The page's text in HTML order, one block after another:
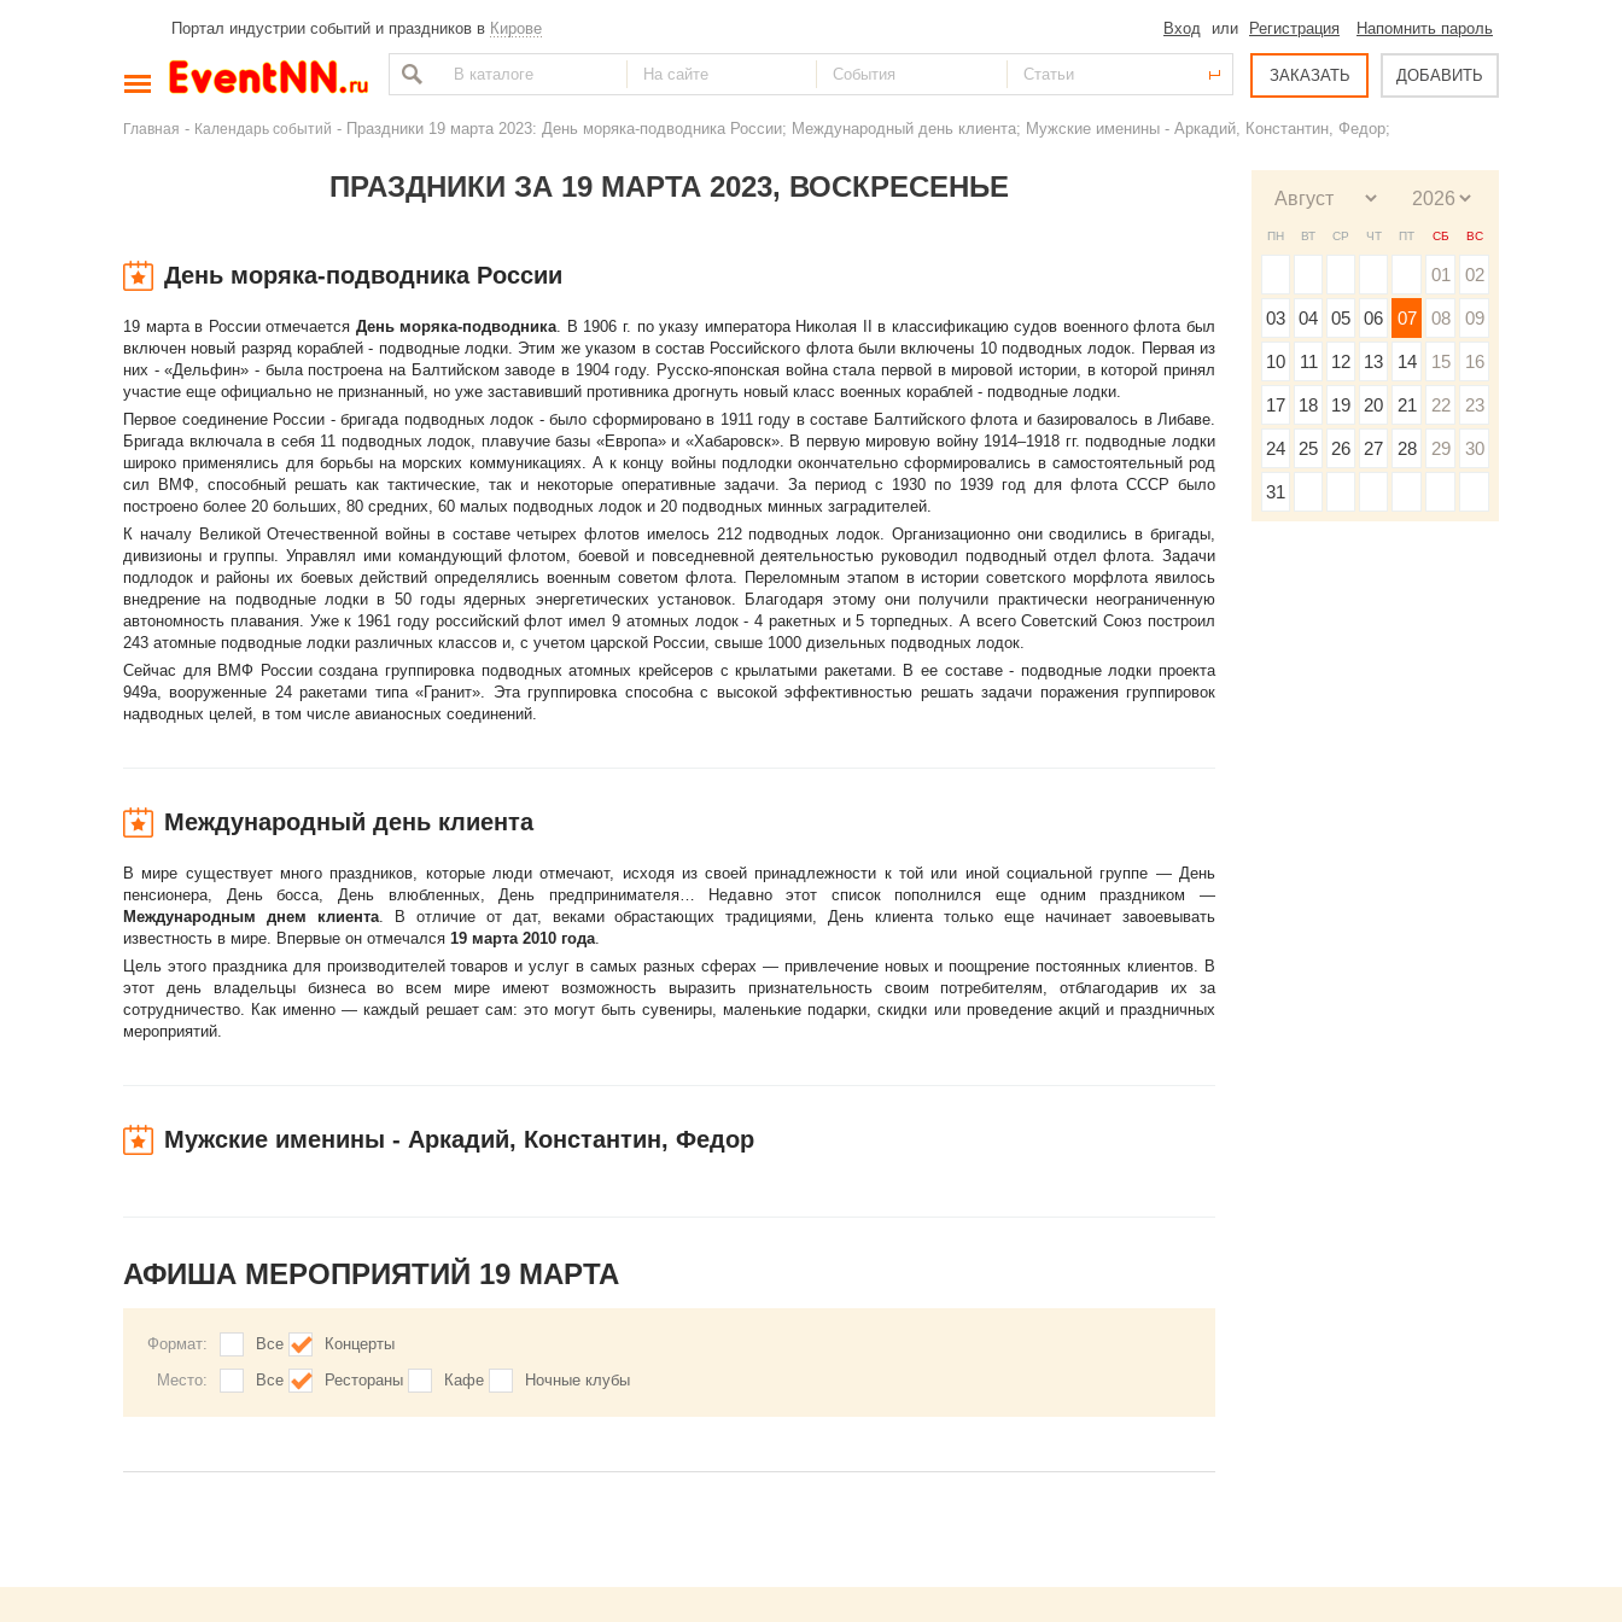
Портал индустрии событий и праздников в Кирове Вход или Регистрация Напомнить пароль
ЗАКАЗАТЬ ДОБАВИТЬ
Главная - Календарь событий - Праздники 19 марта 2023: День моряка-подводника России; Международный день клиента; Мужские именины - Аркадий, Константин, Федор;
ПРАЗДНИКИ ЗА 19 МАРТА 2023, ВОСКРЕСЕНЬЕ
День моряка-подводника России
19 марта в России отмечается День моряка-подводника. В 1906 г. по указу императора Николая II в классификацию судов военного флота был
включен новый разряд кораблей - подводные лодки. Этим же указом в состав Российского флота были включены 10 подводных лодок. Первая из
них - «Дельфин» - была построена на Балтийском заводе в 1904 году. Русско-японская война стала первой в мировой истории, в которой принял
участие еще официально не признанный, но уже заставивший противника дрогнуть новый класс военных кораблей - подводные лодки.
Первое соединение России - бригада подводных лодок - было сформировано в 1911 году в составе Балтийского флота и базировалось в Либаве.
Бригада включала в себя 11 подводных лодок, плавучие базы «Европа» и «Хабаровск». В первую мировую войну 1914–1918 гг. подводные лодки
широко применялись для борьбы на морских коммуникациях. А к концу войны подлодки окончательно сформировались в самостоятельный род
сил ВМФ, способный решать как тактические, так и некоторые оперативные задачи. За период с 1930 по 1939 год для флота СССР было
построено более 20 больших, 80 средних, 60 малых подводных лодок и 20 подводных минных заградителей.
К началу Великой Отечественной войны в составе четырех флотов имелось 212 подводных лодок. Организационно они сводились в бригады,
дивизионы и группы. Управлял ими командующий флотом, боевой и повседневной деятельностью руководил подводный отдел флота. Задачи
подлодок и районы их боевых действий определялись военным советом флота. Переломным этапом в истории советского морфлота явилось
внедрение на подводные лодки в 50 годы ядерных энергетических установок. Благодаря этому они получили практически неограниченную
автономность плавания. Уже к 1961 году российский флот имел 9 атомных лодок - 4 ракетных и 5 торпедных. А всего Советский Союз построил
243 атомные подводные лодки различных классов и, с учетом царской России, свыше 1000 дизельных подводных лодок.
Сейчас для ВМФ России создана группировка подводных атомных крейсеров с крылатыми ракетами. В ее составе - подводные лодки проекта
949а, вооруженные 24 ракетами типа «Гранит». Эта группировка способна с высокой эффективностью решать задачи поражения группировок
надводных целей, в том числе авианосных соединений.
Международный день клиента
В мире существует много праздников, которые люди отмечают, исходя из своей принадлежности к той или иной социальной группе — День
пенсионера, День босса, День влюбленных, День предпринимателя… Недавно этот список пополнился еще одним праздником —
Международным днем клиента. В отличие от дат, веками обрастающих традициями, День клиента только еще начинает завоевывать
известность в мире. Впервые он отмечался 19 марта 2010 года.
Цель этого праздника для производителей товаров и услуг в самых разных сферах — привлечение новых и поощрение постоянных клиентов. В
этот день владельцы бизнеса во всем мире имеют возможность выразить признательность своим потребителям, отблагодарив их за
сотрудничество. Как именно — каждый решает сам: это могут быть сувениры, маленькие подарки, скидки или проведение акций и праздничных
мероприятий.
Мужские именины - Аркадий, Константин, Федор
АФИША МЕРОПРИЯТИЙ 19 МАРТА
Формат: Все
Концерты
Место:
Все Рестораны Кафе Ночные клубы
ПН ВТ СР ЧТ ПТ СБ ВС
01 02
03 04 05 06 07 08 09
10 11 12 13 14 15 16
17 18 19 20 21 22 23
24 25 26 27 28 29 30
31